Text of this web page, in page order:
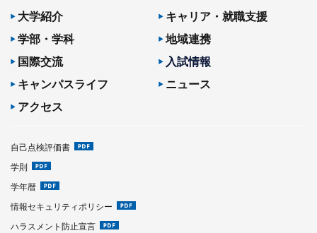
大学紹介
キャリア・就職支援
学部・学科
地域連携
国際交流
入試情報
キャンパスライフ
ニュース
アクセス
自己点検評価書
学則
学年暦
情報セキュリティポリシー
ハラスメント防止宣言